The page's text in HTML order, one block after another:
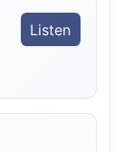
Listen